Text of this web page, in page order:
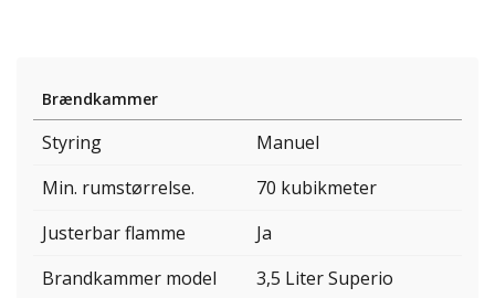
Brændkammer
Styring
Manuel
Min. rumstørrelse.
70 kubikmeter
Justerbar flamme
Ja
Brandkammer model
3,5 Liter Superio